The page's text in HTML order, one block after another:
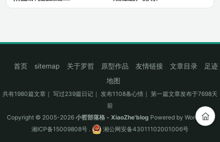
首页 sitemap 关于罗哲 原型作品 友情链接 文章目录
足迹
地图
共有1980篇文章｜ 写过239篇日记｜ 发布1108条心情｜ 第一篇文章发布于7698天
前
Copyright © 2005-2026 小哲部落格 - XiaoZhe'blog Powered by WordPress
湘ICP备15009808号 . 湘公网安备43011102001006号